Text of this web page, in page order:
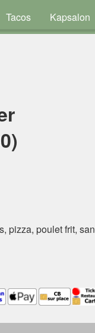
Tacos Kapsalon
pizza, poulet frit,